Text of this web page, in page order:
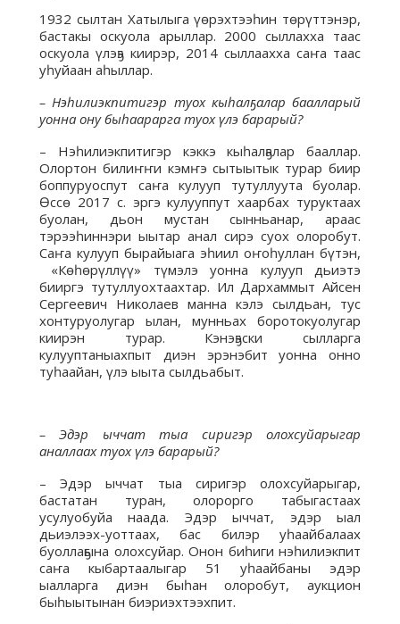
1932 сылтан Хатылыга үөрэхтээһин төрүттэнэр,
бастакы оскуола арыллар. 2000 сыллахха таас
оскуола үлэҕэ киирэр, 2014 сыллаахха саҥа таас
уһуйаан аһыллар.
– Нэһилиэкпитигэр туох кыһалҕалар баалларый
уонна ону быһаарарга туох үлэ барарый?
– Нэһилиэкпитигэр кэккэ кыһалҕалар бааллар.
Олортон билиҥҥи кэмҥэ сытыытык турар биир
боппуруоспут саҥа кулууп тутуллуута буолар.
Өссө 2017 с. эргэ кулууппут хаарбах туруктаах
буолан, дьон мустан сынньанар, араас
тэрээһиннэри ыытар анал сирэ суох олоробут.
Саҥа кулууп бырайыага эһиил оҥоһуллан бүтэн,
«Көһөрүллүү» түмэлэ уонна кулууп дьиэтэ
бииргэ тутуллуохтаахтар. Ил Дархаммыт Айсен
Сергеевич Николаев манна кэлэ сылдьан, тус
хонтуруолугар ылан, мунньах боротокуолугар
киирэн турар. Кэнэҕэски сылларга
кулууптаныахпыт диэн эрэнэбит уонна онно
туһаайан, үлэ ыыта сылдьабыт.
– Эдэр ыччат тыа сиригэр олохсуйарыгар
аналлаах туох үлэ барарый?
– Эдэр ыччат тыа сиригэр олохсуйарыгар,
бастатан туран, олорорго табыгастаах
усулуобуйа наада. Эдэр ыччат, эдэр ыал
дьиэлээх-уоттаах, бас билэр уһаайбалаах
буоллаҕына олохсуйар. Онон биһиги нэһилиэкпит
саҥа кыбартаалыгар 51 уһаайбаны эдэр
ыалларга диэн быһан олоробут, аукцион
быһыытынан биэриэхтээхпит.